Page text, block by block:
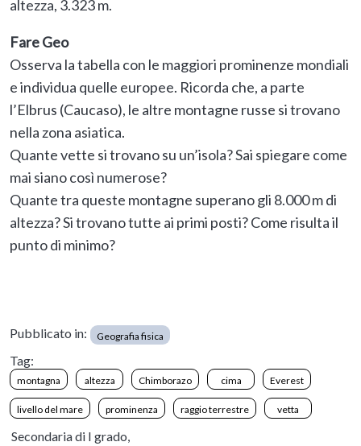
altezza, 3.323 m.
Fare Geo
Osserva la tabella con le maggiori prominenze mondiali
e individua quelle europee. Ricorda che, a parte
l’Elbrus (Caucaso), le altre montagne russe si trovano
nella zona asiatica.
Quante vette si trovano su un’isola? Sai spiegare come
mai siano così numerose?
Quante tra queste montagne superano gli 8.000 m di
altezza? Si trovano tutte ai primi posti? Come risulta il
punto di minimo?
Pubblicato in: Geografia fisica
Tag:
montagna altezza Chimborazo cima Everest
livello del mare prominenza raggio terrestre vetta
Secondaria di I grado,